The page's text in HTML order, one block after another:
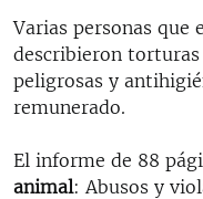
LA INVASIÓN DE
Varias personas que
describieron
peligrosas y
remunerado.
El informe de 88
animal: Abusos y